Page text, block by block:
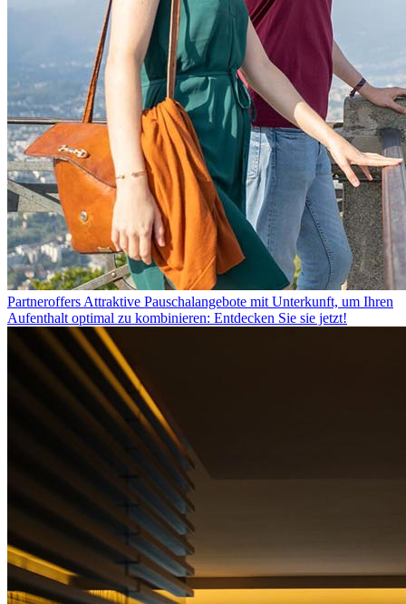
Partneroffers Attraktive Pauschalangebote mit Unterkunft, um Ihren
Aufenthalt optimal zu kombinieren: Entdecken Sie sie jetzt!